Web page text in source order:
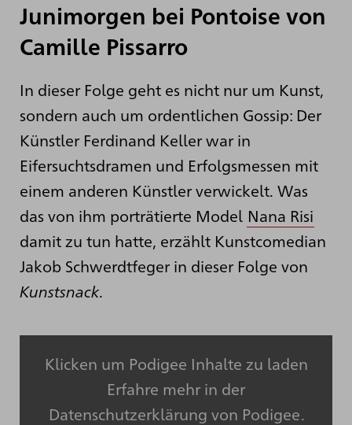
Junimorgen bei Pontoise von
Camille Pissarro
In dieser Folge geht es nicht nur um Kunst,
sondern auch um ordentlichen Gossip: Der
Künstler Ferdinand Keller war in
Eifersuchtsdramen und Erfolgsmessen mit
einem anderen Künstler verwickelt. Was
das von ihm porträtierte Model Nana Risi
damit zu tun hatte, erzählt Kunstcomedian
Jakob Schwerdtfeger in dieser Folge von
Kunstsnack.
Klicken um Podigee Inhalte zu laden
Erfahre mehr in der
Datenschutzerklärung von Podigee.